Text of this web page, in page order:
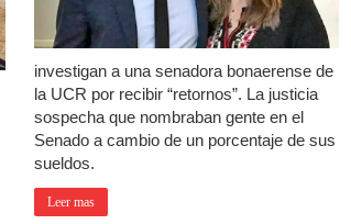
investigan a una senadora bonaerense de
la UCR por recibir “retornos”. La justicia
sospecha que nombraban gente en el
Senado a cambio de un porcentaje de sus
sueldos.
Leer mas